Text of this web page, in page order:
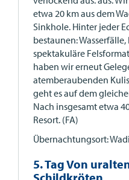
etwa 20 km aus dem
Sinkhole. Hinter jeder
bestaunen:
spektakuläre
haben wir erneut
atemberaubenden
geht es auf dem
Nach insgesamt etwa
Resort. (FA)
Übernachtungsort:
5. Tag Von